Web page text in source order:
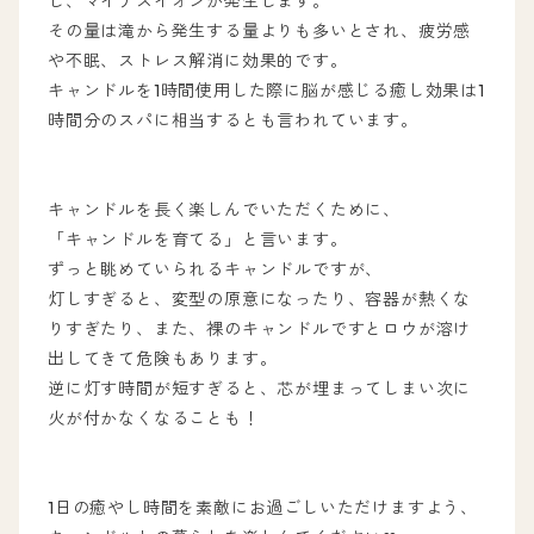
その量は滝から発生する量よりも多いとされ、疲労感
や不眠、ストレス解消に効果的です。
キャンドルを1時間使用した際に脳が感じる癒し効果は1
時間分のスパに相当するとも言われています。
キャンドルを長く楽しんでいただくために、
「キャンドルを育てる」と言います。
ずっと眺めていられるキャンドルですが、
灯しすぎると、変型の原意になったり、容器が熱くな
りすぎたり、また、裸のキャンドルですとロウが溶け
出してきて危険もあります。
逆に灯す時間が短すぎると、芯が埋まってしまい次に
火が付かなくなることも！
1日の癒やし時間を素敵にお過ごしいただけますよう、